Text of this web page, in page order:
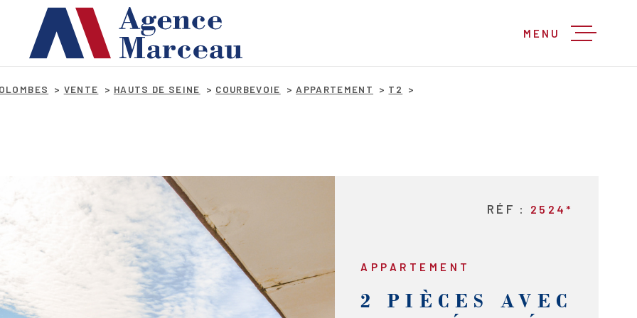
MENU
VENTE HAUTS DE SEINE COURBEVOIE APPARTEMENT
T2
RÉF : 2524*
APPARTEMENT
2 PIÈCES AVEC